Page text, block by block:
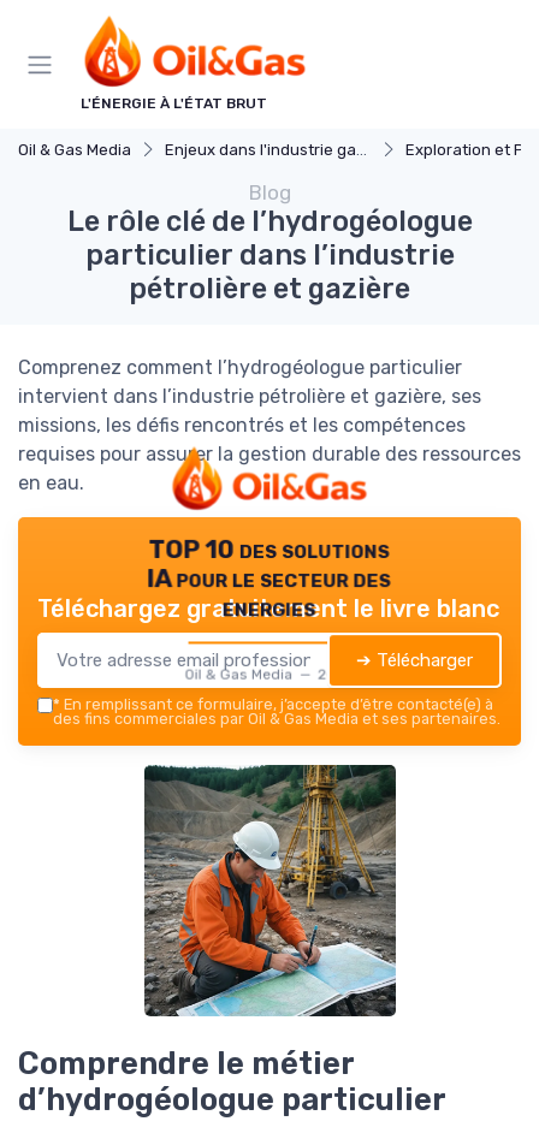
L'ÉNERGIE À L'ÉTAT BRUT
Oil & Gas Media Enjeux dans l'industrie gaz et petrole Exploration et
Blog
Le rôle clé de l’hydrogéologue
particulier dans l’industrie
pétrolière et gazière
Comprenez comment l’hydrogéologue particulier
intervient dans l’industrie pétrolière et gazière, ses
missions, les défis rencontrés et les compétences
requises pour assurer la gestion durable des ressources
en eau.
TOP 10 des solutions
IA pour le secteur des
energies
Oil & Gas Media — 2026
Téléchargez gratuitement le livre blanc
➔ Télécharger
* En remplissant ce formulaire, j’accepte d’être contacté(e) à
des fins commerciales par Oil & Gas Media et ses partenaires.
Comprendre le métier
d’hydrogéologue particulier
Panneau de gestion des cookies